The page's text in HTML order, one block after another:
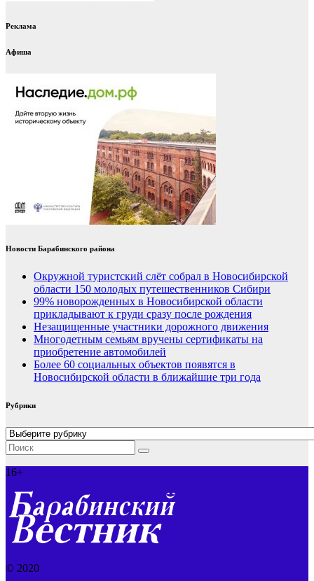
Реклама
Афиша
Новости Барабинского района
Окружной туристский слёт собрал в Новосибирской
области 150 молодых путешественников Сибири
99% новорожденных в Новосибирской области
прикладывают к груди сразу после рождения
Незащищенные участники дорожного движения
Многодетным семьям вручены сертификаты на
приобретение автомобилей
Более 60 социальных объектов появятся в
Новосибирской области в ближайшие три года
Рубрики
Рубрики
16+
© 2020